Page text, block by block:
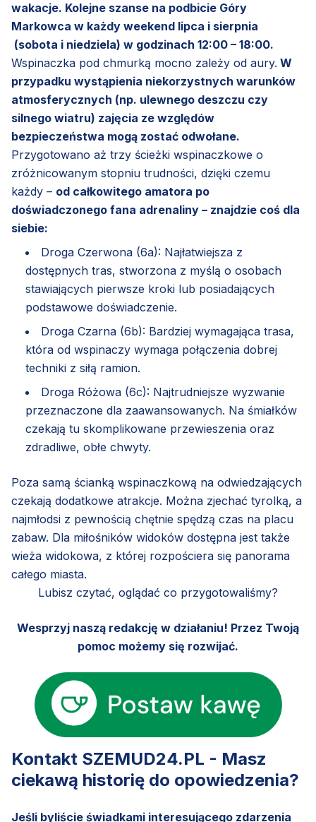
wakacje. Kolejne szanse na podbicie Góry
Markowca w każdy weekend lipca i sierpnia
(sobota i niedziela) w godzinach 12:00 – 18:00.
Wspinaczka pod chmurką mocno zależy od aury. W
przypadku wystąpienia niekorzystnych warunków
atmosferycznych (np. ulewnego deszczu czy
silnego wiatru) zajęcia ze względów
bezpieczeństwa mogą zostać odwołane.
Przygotowano aż trzy ścieżki wspinaczkowe o
zróżnicowanym stopniu trudności, dzięki czemu
każdy – od całkowitego amatora po
doświadczonego fana adrenaliny – znajdzie coś dla
siebie:
Droga Czerwona (6a): Najłatwiejsza z
dostępnych tras, stworzona z myślą o osobach
stawiających pierwsze kroki lub posiadających
podstawowe doświadczenie.
Droga Czarna (6b): Bardziej wymagająca trasa,
która od wspinaczy wymaga połączenia dobrej
techniki z siłą ramion.
Droga Różowa (6c): Najtrudniejsze wyzwanie
przeznaczone dla zaawansowanych. Na śmiałków
czekają tu skomplikowane przewieszenia oraz
zdradliwe, obłe chwyty.
Poza samą ścianką wspinaczkową na odwiedzających
czekają dodatkowe atrakcje. Można zjechać tyrolką, a
najmłodsi z pewnością chętnie spędzą czas na placu
zabaw. Dla miłośników widoków dostępna jest także
wieża widokowa, z której rozpościera się panorama
całego miasta.
Lubisz czytać, oglądać co przygotowaliśmy?
Wesprzyj naszą redakcję w działaniu! Przez Twoją
pomoc możemy się rozwijać.
Kontakt SZEMUD24.PL - Masz
ciekawą historię do opowiedzenia?
Jeśli byliście świadkami interesującego zdarzenia